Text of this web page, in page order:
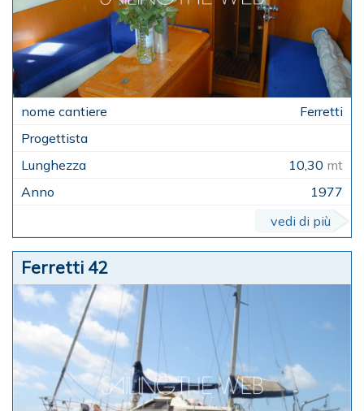
Ferretti
10,30 mt
1977
vedi di più
Ferretti 42